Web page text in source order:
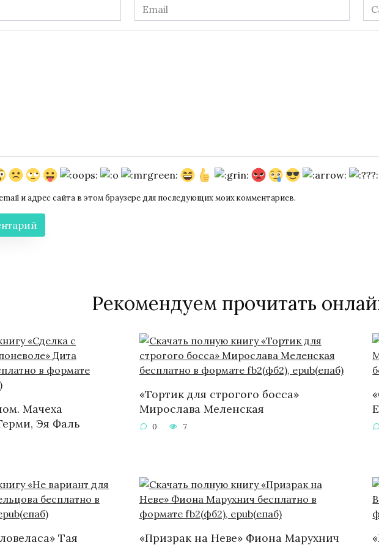
Email
*
и адрес сайта в этом браузере для последующих моих комментариев.
Рекомендуем прочитать
Мачеха
Эя Фаль
«Тортик для строгого босса»
Мирослава Меленская
0 7
Тая
«Призрак на Неве» Фиона Марухнич